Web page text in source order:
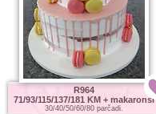
R964
71/93/115/137/181 KM + makaronsi
30/40/50/60/80 parčadi.